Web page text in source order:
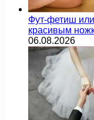
Фут-фетиш
красивым
06.08.2026